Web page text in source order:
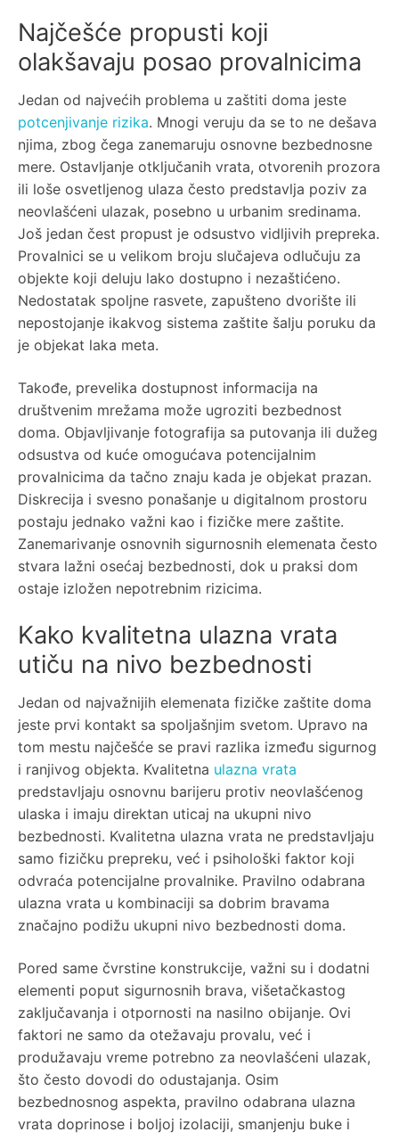
Najčešće propusti koji
olakšavaju posao provalnicima
Jedan od najvećih problema u zaštiti doma jeste
potcenjivanje rizika. Mnogi veruju da se to ne dešava
njima, zbog čega zanemaruju osnovne bezbednosne
mere. Ostavljanje otključanih vrata, otvorenih prozora
ili loše osvetljenog ulaza često predstavlja poziv za
neovlašćeni ulazak, posebno u urbanim sredinama.
Još jedan čest propust je odsustvo vidljivih prepreka.
Provalnici se u velikom broju slučajeva odlučuju za
objekte koji deluju lako dostupno i nezaštićeno.
Nedostatak spoljne rasvete, zapušteno dvorište ili
nepostojanje ikakvog sistema zaštite šalju poruku da
je objekat laka meta.
Takođe, prevelika dostupnost informacija na
društvenim mrežama može ugroziti bezbednost
doma. Objavljivanje fotografija sa putovanja ili dužeg
odsustva od kuće omogućava potencijalnim
provalnicima da tačno znaju kada je objekat prazan.
Diskrecija i svesno ponašanje u digitalnom prostoru
postaju jednako važni kao i fizičke mere zaštite.
Zanemarivanje osnovnih sigurnosnih elemenata često
stvara lažni osećaj bezbednosti, dok u praksi dom
ostaje izložen nepotrebnim rizicima.
Kako kvalitetna ulazna vrata
utiču na nivo bezbednosti
Jedan od najvažnijih elemenata fizičke zaštite doma
jeste prvi kontakt sa spoljašnjim svetom. Upravo na
tom mestu najčešće se pravi razlika između sigurnog
i ranjivog objekta. Kvalitetna ulazna vrata
predstavljaju osnovnu barijeru protiv neovlašćenog
ulaska i imaju direktan uticaj na ukupni nivo
bezbednosti. Kvalitetna ulazna vrata ne predstavljaju
samo fizičku prepreku, već i psihološki faktor koji
odvraća potencijalne provalnike. Pravilno odabrana
ulazna vrata u kombinaciji sa dobrim bravama
značajno podižu ukupni nivo bezbednosti doma.
Pored same čvrstine konstrukcije, važni su i dodatni
elementi poput sigurnosnih brava, višetačkastog
zaključavanja i otpornosti na nasilno obijanje. Ovi
faktori ne samo da otežavaju provalu, već i
produžavaju vreme potrebno za neovlašćeni ulazak,
što često dovodi do odustajanja. Osim
bezbednosnog aspekta, pravilno odabrana ulazna
vrata doprinose i boljoj izolaciji, smanjenju buke i